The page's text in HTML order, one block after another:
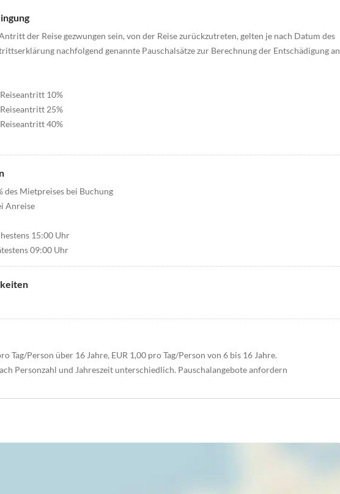
der Reise gezwungen sein, von der Reise zurückzutreten, gelten je nach Datum des
nachfolgend genannte Pauschalsätze zur Berechnung der Entschädigung an
10%
25%
40%
des Mietpreises bei Buchung
Anreise
15:00 Uhr
09:00 Uhr
Tag/Person über 16 Jahre, EUR 1,00 pro Tag/Person von 6 bis 16 Jahre.
Personzahl und Jahreszeit unterschiedlich. Pauschalangebote anfordern